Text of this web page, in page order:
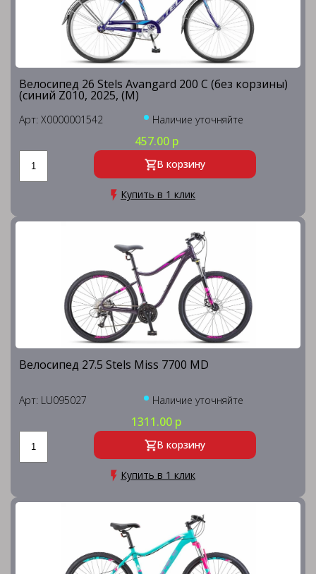
Велосипед 26 Stels Avangard 200 C (без корзины)
(синий Z010, 2025, (М)
Арт: X0000001542 Наличие уточняйте
457.00 р
В корзину
Купить в 1 клик
Велосипед 27.5 Stels Miss 7700 MD
Арт: LU095027 Наличие уточняйте
1311.00 р
В корзину
Купить в 1 клик